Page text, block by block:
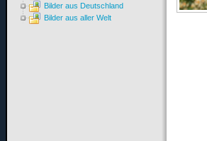
Bilder aus Deutschland
Bilder aus aller Welt